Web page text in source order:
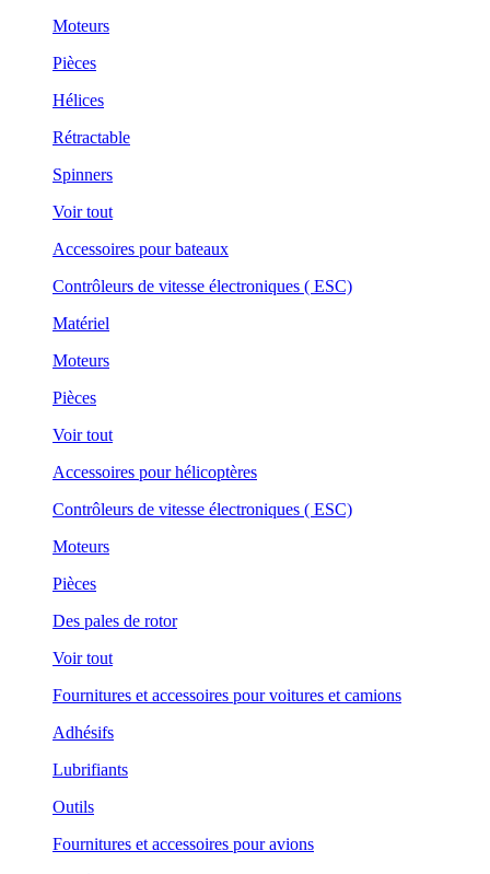
Moteurs
Pièces
Hélices
Rétractable
Spinners
Voir tout
Accessoires pour bateaux
Contrôleurs de vitesse électroniques ( ESC)
Matériel
Moteurs
Pièces
Voir tout
Accessoires pour hélicoptères
Contrôleurs de vitesse électroniques ( ESC)
Moteurs
Pièces
Des pales de rotor
Voir tout
Fournitures et accessoires pour voitures et camions
Adhésifs
Lubrifiants
Outils
Fournitures et accessoires pour avions